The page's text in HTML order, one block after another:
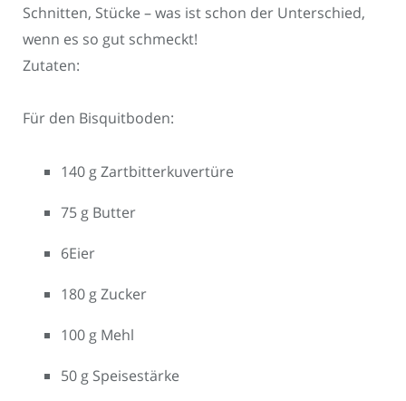
Schnitten, Stücke – was ist schon der Unterschied,
wenn es so gut schmeckt!
Zutaten:
Für den Bisquitboden:
140 g Zartbitterkuvertüre
75 g Butter
6Eier
180 g Zucker
100 g Mehl
50 g Speisestärke